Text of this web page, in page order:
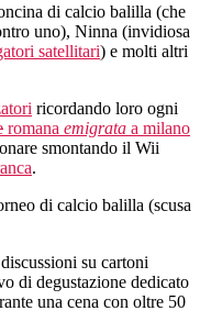
di calcio balilla (che
uno), Ninna (invidiosa
satellitari) e molti altri
ricordando loro ogni
romana emigrata a milano
smontando il Wii
.
di calcio balilla (scusa
su cartoni
di degustazione dedicato
una cena con oltre 50